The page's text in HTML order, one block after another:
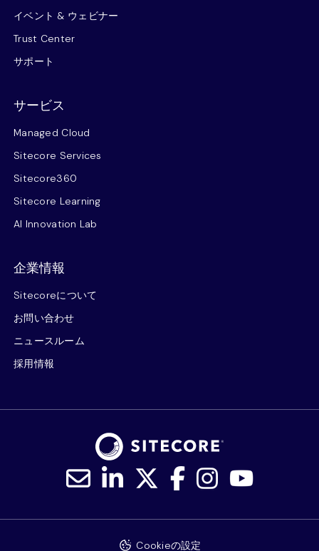
イベント & ウェビナー
Trust Center
サポート
サービス
Managed Cloud
Sitecore Services
Sitecore360
Sitecore Learning
AI Innovation Lab
企業情報
Sitecoreについて
お問い合わせ
ニュースルーム
採用情報
Cookieの設定